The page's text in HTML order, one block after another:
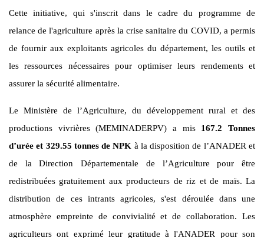
Cette initiative, qui s'inscrit dans le cadre du programme de
relance de l'agriculture après la crise sanitaire du COVID, a permis
de fournir aux exploitants agricoles du département, les outils et
les ressources nécessaires pour optimiser leurs rendements et
assurer la sécurité alimentaire.
Le Ministère de l’Agriculture, du développement rural et des
productions vivrières (MEMINADERPV) a mis 167.2 Tonnes
d’urée et 329.55 tonnes de NPK à la disposition de l’ANADER et
de la Direction Départementale de l’Agriculture pour être
redistribuées gratuitement aux producteurs de riz et de maïs. La
distribution de ces intrants agricoles, s'est déroulée dans une
atmosphère empreinte de convivialité et de collaboration. Les
agriculteurs ont exprimé leur gratitude à l'ANADER pour son